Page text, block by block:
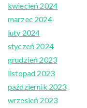
kwiecień 2024
marzec 2024
luty 2024
styczeń 2024
grudzień 2023
listopad 2023
październik 2023
wrzesień 2023